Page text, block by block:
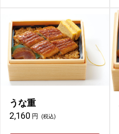
うな重
2,160 円 (税込)